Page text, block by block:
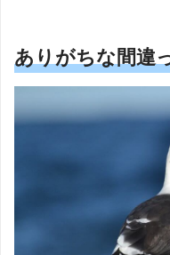
ありがちな間違